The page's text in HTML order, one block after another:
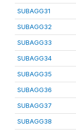
SUBAGG31
SUBAGG32
SUBAGG33
SUBAGG34
SUBAGG35
SUBAGG36
SUBAGG37
SUBAGG38